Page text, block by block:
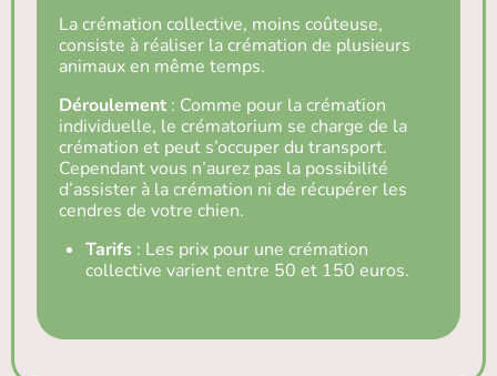
La crémation collective, moins coûteuse,
consiste à réaliser la crémation de plusieurs
animaux en même temps.
Déroulement : Comme pour la crémation
individuelle, le crématorium se charge de la
crémation et peut s’occuper du transport.
Cependant vous n’aurez pas la possibilité
d’assister à la crémation ni de récupérer les
cendres de votre chien.
Tarifs : Les prix pour une crémation
collective varient entre 50 et 150 euros.